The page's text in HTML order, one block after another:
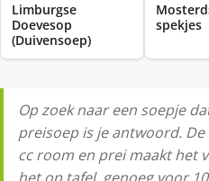
Limburgse
Doevesop
(Duivensoep)
spekjes
Op zoek naar een soepje
preisoep is je antwoord.
cc room en prei maakt het